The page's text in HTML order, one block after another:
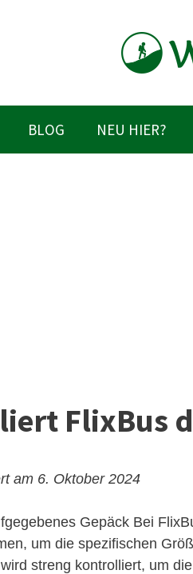
BLOG NEU HIER?
FlixBus
am 6. Oktober 2024
Gepäck Bei
um die spezifischen
streng kontrolliert, um